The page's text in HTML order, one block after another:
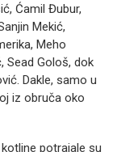
Ćamil Đubur,
Mekić,
Meho
Sead Gološ, dok
Dakle, samo u
iz obruča oko
potrajale su